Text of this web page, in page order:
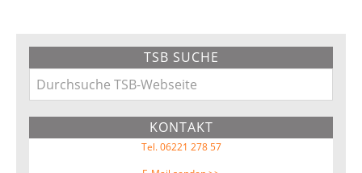
Sidebar
TSB SUCHE
Durchsuche
TSB-
KONTAKT
Tel. 06221 278 57